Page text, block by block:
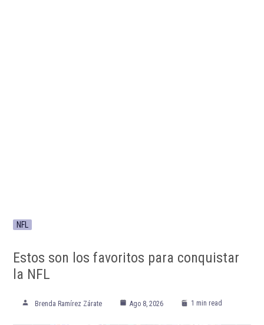
NFL
Estos son los favoritos para conquistar
la NFL
Brenda Ramírez Zárate Ago 8, 2026 1 min read